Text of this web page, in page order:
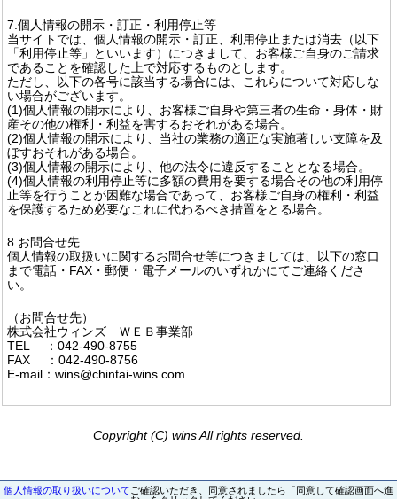
7.個人情報の開示・訂正・利用停止等
当サイトでは、個人情報の開示・訂正、利用停止または消去（以下
「利用停止等」といいます）につきまして、お客様ご自身のご請求
であることを確認した上で対応するものとします。
ただし、以下の各号に該当する場合には、これらについて対応しな
い場合がございます。
(1)個人情報の開示により、お客様ご自身や第三者の生命・身体・財
産その他の権利・利益を害するおそれがある場合。
(2)個人情報の開示により、当社の業務の適正な実施著しい支障を及
ぼすおそれがある場合。
(3)個人情報の開示により、他の法令に違反することとなる場合。
(4)個人情報の利用停止等に多額の費用を要する場合その他の利用停
止等を行うことが困難な場合であって、お客様ご自身の権利・利益
を保護するため必要なこれに代わるべき措置をとる場合。
8.お問合せ先
個人情報の取扱いに関するお問合せ等につきましては、以下の窓口
まで電話・FAX・郵便・電子メールのいずれかにてご連絡くださ
い。
（お問合せ先）
株式会社ウィンズ ＷＥＢ事業部
TEL ：042-490-8755
FAX ：042-490-8756
E-mail：wins@chintai-wins.com
Copyright (C) wins All rights reserved.
個人情報の取り扱いについて ご確認いただき、同意されましたら「同意して確認画面へ進